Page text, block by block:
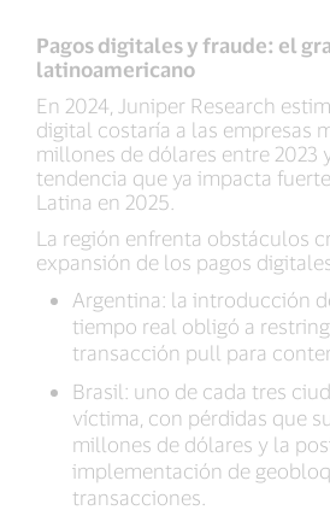
Pagos digitales y fraude: el
latinoamericano
En 2024, Juniper Research
digital costaría a las empresas
millones de dólares entre 2023
tendencia que ya impacta
Latina en 2025.
La región enfrenta obstáculos
expansión de los pagos
Argentina: la introducción
tiempo real obligó a
transacción pull para
Brasil: uno de cada tres
víctima, con pérdidas que
millones de dólares y la
implementación de
transacciones.